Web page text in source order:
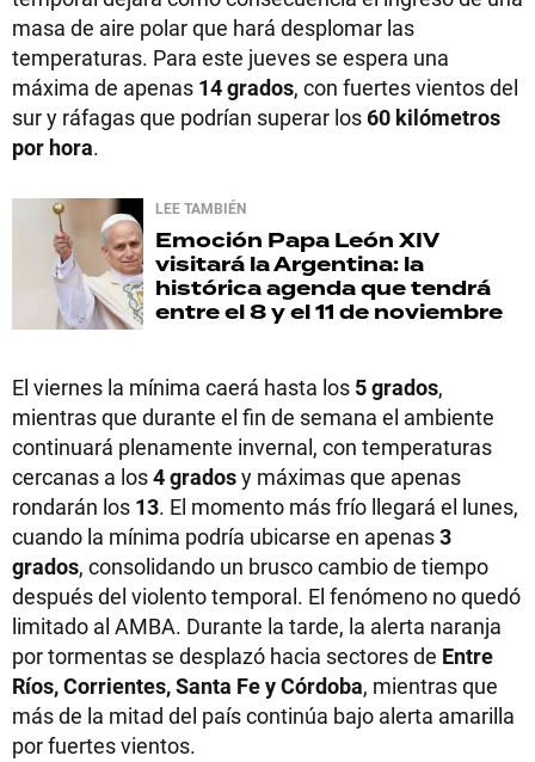
masa de aire polar que hará desplomar las
temperaturas. Para este jueves se espera una
máxima de apenas 14 grados, con fuertes vientos del
sur y ráfagas que podrían superar los60 kilómetros
por hora.
LEE TAMBIÉN
Emoción Papa León XIV
visitará la Argentina: la
histórica agenda que tendrá
entre el 8 y el 11 de noviembre
El viernes la mínima caerá hasta los 5 grados,
mientras que durante el fin de semana el ambiente
continuará plenamente invernal, con temperaturas
cercanas a los4 gradosy máximas que apenas
rondarán los 13. El momento más frío llegará el lunes,
cuando la mínima podría ubicarse en apenas3
grados, consolidando un brusco cambio de tiempo
después del violento temporal. El fenómeno no quedó
limitado al AMBA. Durante la tarde, la alerta naranja
por tormentas se desplazó hacia sectores de Entre
Ríos, Corrientes, Santa Fe y Córdoba, mientras que
más de la mitad del país continúa bajo alerta amarilla
por fuertes vientos.